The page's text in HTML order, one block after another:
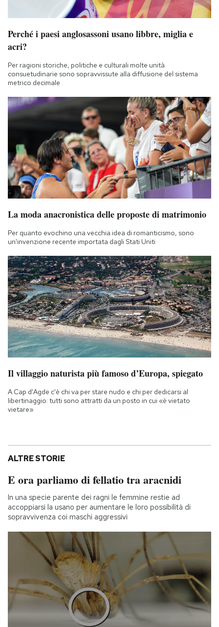
Perché i paesi anglosassoni usano libbre, miglia e
acri?
Per ragioni storiche, politiche e culturali molte unità
consuetudinarie sono sopravvissute alla diffusione del sistema
metrico decimale
La moda anacronistica delle proposte di matrimonio
Per quanto evochino una vecchia idea di romanticismo, sono
un'invenzione recente importata dagli Stati Uniti
Il villaggio naturista più famoso d’Europa, spiegato
A Cap d'Agde c'è chi va per stare nudo e chi per dedicarsi al
libertinaggio: tutti sono attratti da un posto in cui «è vietato
vietare»
ALTRE STORIE
E ora parliamo di fellatio tra aracnidi
In una specie parente dei ragni le femmine restie ad
accoppiarsi la usano per aumentare le loro possibilità di
sopravvivenza coi maschi aggressivi